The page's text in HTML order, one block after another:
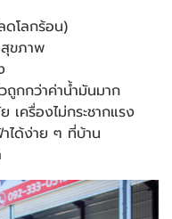
โลกร้อน)
ขภาพ
ถูกกว่าค่าน้ำมันมาก
ครื่องไม่กระชากแรง
ได้ง่าย ๆ ที่บ้าน